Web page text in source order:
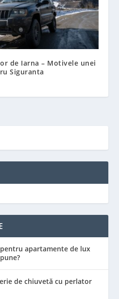
de Iarna – Motivele unei
Siguranta
apartamente de lux
de chiuvetă cu perlator